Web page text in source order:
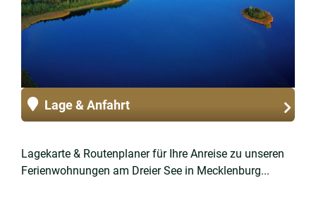
Lage & Anfahrt
Lagekarte & Routenplaner für Ihre Anreise zu unseren
Ferienwohnungen am Dreier See in Mecklenburg...